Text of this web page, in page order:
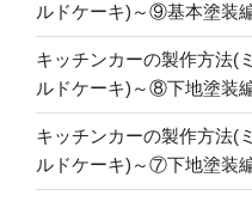
ルドケーキ)～⑨基本塗装
キッチンカーの製作方
ルドケーキ)～⑧下地塗装
キッチンカーの製作方
ルドケーキ)～⑦下地塗装